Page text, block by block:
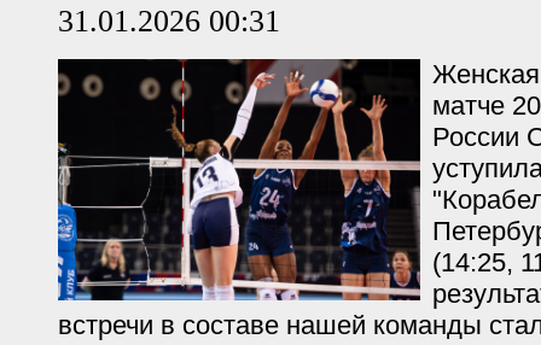
31.01.2026 00:31
матче
России
(14:25,
встречи в составе нашей команды